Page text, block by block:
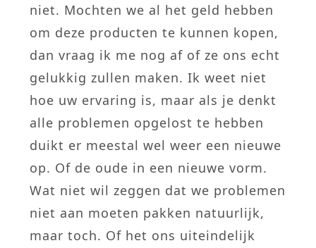
niet. Mochten we al het geld hebben
om deze producten te kunnen kopen,
dan vraag ik me nog af of ze ons echt
gelukkig zullen maken. Ik weet niet
hoe uw ervaring is, maar als je denkt
alle problemen opgelost te hebben
duikt er meestal wel weer een nieuwe
op. Of de oude in een nieuwe vorm.
Wat niet wil zeggen dat we problemen
niet aan moeten pakken natuurlijk,
maar toch. Of het ons uiteindelijk